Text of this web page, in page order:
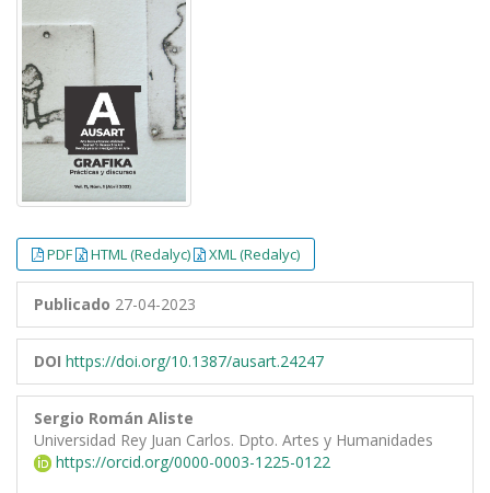
PDF HTML (Redalyc) XML (Redalyc)
Publicado 27-04-2023
DOI https://doi.org/10.1387/ausart.24247
Sergio Román Aliste
Universidad Rey Juan Carlos. Dpto. Artes y Humanidades
https://orcid.org/0000-0003-1225-0122